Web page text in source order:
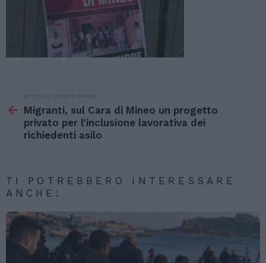
di
Articolo precedente
Migranti, sul Cara di Mineo un progetto
privato per l’inclusione lavorativa dei
richiedenti asilo
TI POTREBBERO INTERESSARE
ANCHE: